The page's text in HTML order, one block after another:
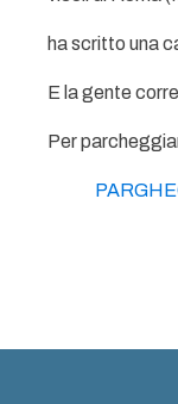
ha scritto una
E la gente
Per